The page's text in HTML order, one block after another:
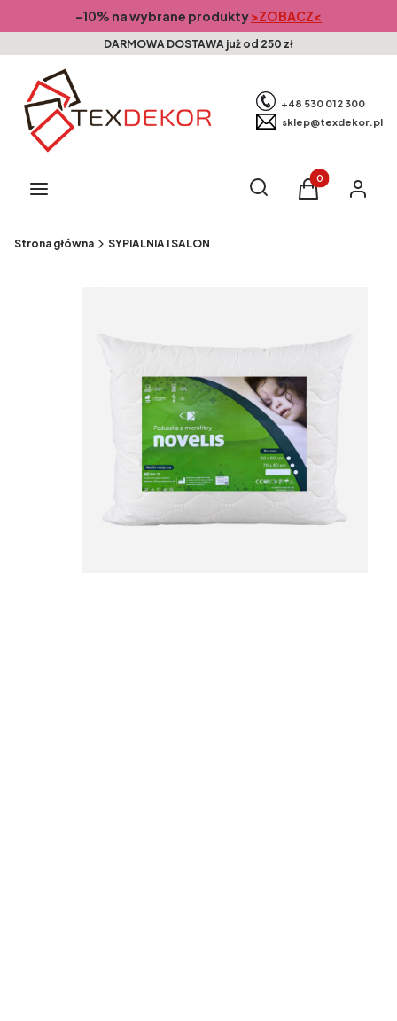
-10% na wybrane produkty>ZOBACZ<
DARMOWA DOSTAWA już od 250 zł
+48 530 012 300
sklep@texdekor.pl
Menu Otwórz wyszukiwarkę
Szukaj Produkty w
Koszyk Zaloguj
Strona główna SYPIALNIA I SALON